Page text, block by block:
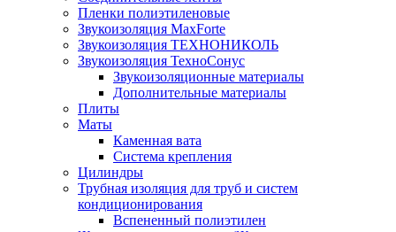
Пленки полиэтиленовые
Звукоизоляция MaxForte
Звукоизоляция ТЕХНОНИКОЛЬ
Звукоизоляция ТехноСонус
Звукоизоляционные материалы
Дополнительные материалы
Плиты
Маты
Каменная вата
Система крепления
Цилиндры
Трубная изоляция для труб и систем
кондиционирования
Вспененный полиэтилен